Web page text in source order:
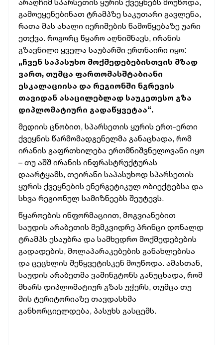
არაღჩიმ სპარსეთის ყურის ქვეყნებს მოუწოდა,
გამოეყენებინათ ტრამპზე საკუთარი გავლენა,
რათა მას ახალი იერიშების წამოწყებაზე უარი
ეთქვა. როგორც წყარო აღნიშნავს, ირანის
გზავნილი ყველა საუბარში ერთნაირი იყო:
„ჩვენ საპასუხო მოქმედებებისთვის მზად
ვართ, თუმცა ფართომასშტაბიანი
ესკალაციისა და რეგიონში ნგრევის
თავიდან ასაცილებლად საუკეთესო გზა
დიპლომატიური გადაწყვეტაა“.
მედიის ცნობით, სპარსეთის ყურის ერთ-ერთი
ქვეყნის წარმომადგენელმა განაცხადა, რომ
ირანის გაფრთხილება ერთმნიშვნელოვანი იყო
– თუ აშშ ირანის ინფრასტრუქტურას
დაარტყამს, თეირანი საპასუხოდ სპარსეთის
ყურის ქვეყნების ენერგეტიკულ ობიექტებსა და
სხვა რეგიონულ სამიზნეებს შეუტევს.
წყაროების ინფორმაციით, მოგვიანებით
საუდის არაბეთის მემკვიდრე პრინცი დონალდ
ტრამპს ესაუბრა და სამხედრო მოქმედებების
გადადების, მოლაპარაკებების განახლებისა
და ცეცხლის შეწყვეტისკენ მოუწოდა. ამასთან,
საუდის არაბეთმა ვაშინგტონს განუცხადა, რომ
მხარს დიპლომატიურ გზას უჭერს, თუმცა თუ
მის ტერიტორიაზე თავდასხმა
განხორციელდება, პასუხს გასცემს.